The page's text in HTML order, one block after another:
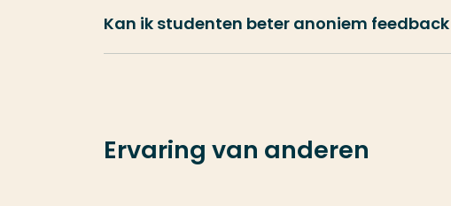
Kan ik studenten beter anoniem
Ervaring van anderen